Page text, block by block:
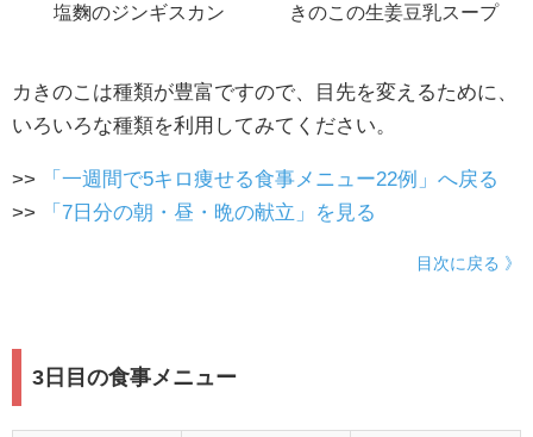
塩麴のジンギスカン きのこの生姜豆乳スープ
カきのこは種類が豊富ですので、目先を変えるために、
いろいろな種類を利用してみてください。
>>
「一週間で5キロ痩せる食事メニュー22例」へ戻る
>>
「7日分の朝・昼・晩の献立」を見る
目次に戻る 》
3日目の食事メニュー